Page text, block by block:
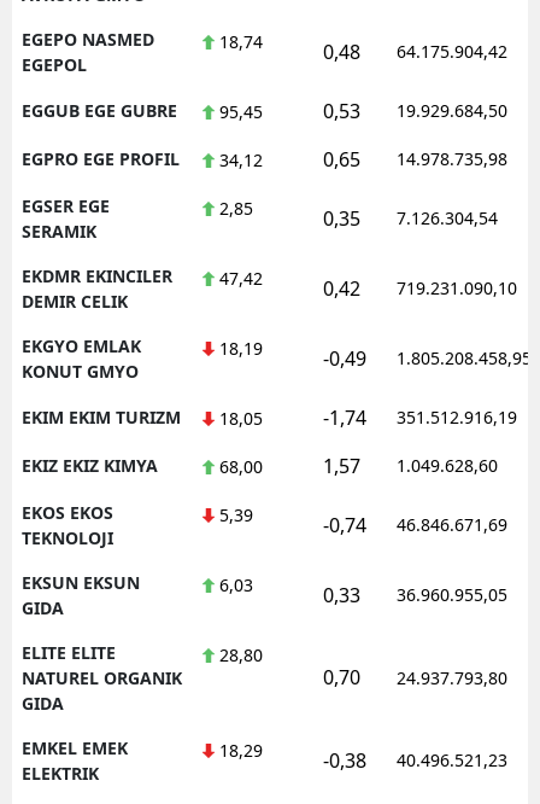
EGEPO NASMED
EGEPOL
18,74 0,48 64.175.904,42
EGGUB EGE GUBRE 95,45 0,53 19.929.684,50
EGPRO EGE PROFIL 34,12 0,65 14.978.735,98
EGSER EGE
SERAMIK
2,85 0,35 7.126.304,54
EKDMR EKINCILER
DEMIR CELIK
47,42 0,42 719.231.090,10
EKGYO EMLAK
KONUT GMYO
18,19 -0,49 1.805.208.458,95
EKIM EKIM TURIZM 18,05 -1,74 351.512.916,19
EKIZ EKIZ KIMYA 68,00 1,57 1.049.628,60
EKOS EKOS
TEKNOLOJI
5,39 -0,74 46.846.671,69
EKSUN EKSUN
GIDA
6,03 0,33 36.960.955,05
ELITE ELITE
NATUREL ORGANIK
GIDA
28,80
0,70 24.937.793,80
EMKEL EMEK
ELEKTRIK
18,29 -0,38 40.496.521,23